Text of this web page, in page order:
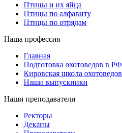
Птицы и их яйца
Птицы по алфавиту
Птицы по отрядам
Наша профессия
Главная
Подготовка охотоведов в РФ
Кировская школа охотоведов
Наши выпускники
Наши преподаватели
Ректоры
Деканы